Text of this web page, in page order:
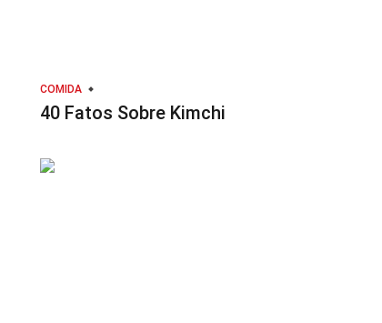
COMIDA
40 Fatos Sobre Kimchi